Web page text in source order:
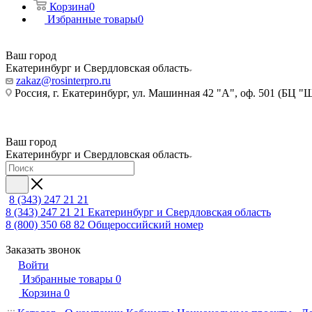
Корзина0
Избранные товары0
Ваш город
Екатеринбург и Свердловская область
zakaz@rosinterpro.ru
Россия, г. Екатеринбург, ул. Машинная 42 "А", оф. 501 (БЦ
Ваш город
Екатеринбург и Свердловская область
8 (343) 247 21 21
8 (343) 247 21 21 Екатеринбург и Свердловская область
8 (800) 350 68 82 Общероссийский номер
Заказать звонок
Войти
Избранные товары 0
Корзина 0